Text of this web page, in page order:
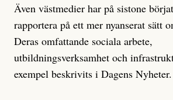
Även västmedier har på sistone
rapportera på ett mer nyanserat sätt
Deras omfattande sociala arbete,
utbildningsverksamhet och
exempel beskrivits i Dagens Nyheter.